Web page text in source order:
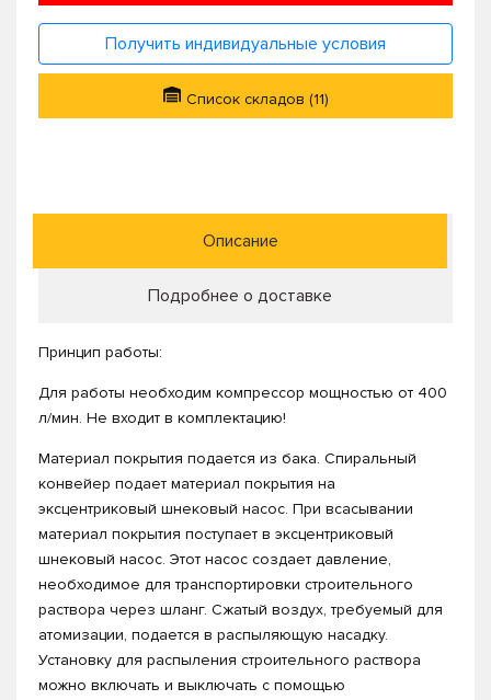
Получить индивидуальные условия
Список складов (11)
Описание
Подробнее о доставке
Принцип работы:
Для работы необходим компрессор мощностью от 400
л/мин. Не входит в комплектацию!
Материал покрытия подается из бака. Спиральный
конвейер подает материал покрытия на
эксцентриковый шнековый насос. При всасывании
материал покрытия поступает в эксцентриковый
шнековый насос. Этот насос создает давление,
необходимое для транспортировки строительного
раствора через шланг. Сжатый воздух, требуемый для
атомизации, подается в распыляющую насадку.
Установку для распыления строительного раствора
можно включать и выключать с помощью